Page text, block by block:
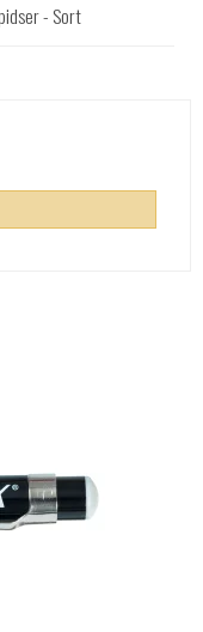
- Sort